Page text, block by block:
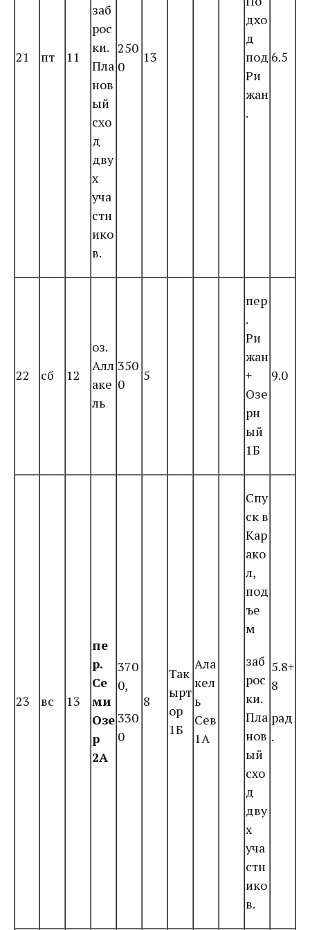
21 пт 11
заб
рос
ки.
Пла
нов
ый
схо
д
дву
х
уча
стн
ико
в.
250
0
13
дхо
д
под
Ри
жан
.
6.5
22 сб 12
оз.
Алл
аке
ль
350
0
5
пер
.
Ри
жан
+
Озе
рн
ый
1Б
9.0
23 вс 13
пе
р.
Се
ми
Озе
р
2А
370
0,
330
0
8
Так
ырт
ор
1Б
Ала
кел
ь
Сев
1А
Спу
ск в
Кар
ако
л,
под
ъе
м
заб
рос
ки.
Пла
нов
ый
схо
д
дву
х
уча
стн
ико
в.
5.8+
8
рад
.